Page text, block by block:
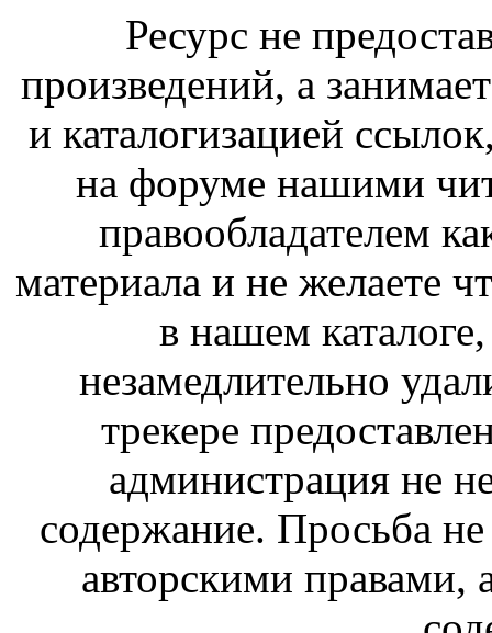
Ресурс не
произведений, а
и каталогизацией
на форуме нашими
правообладателем
материала и не желаете
в нашем
незамедлительно
трекере
администрация не
содержание. Просьба
авторскими правами,